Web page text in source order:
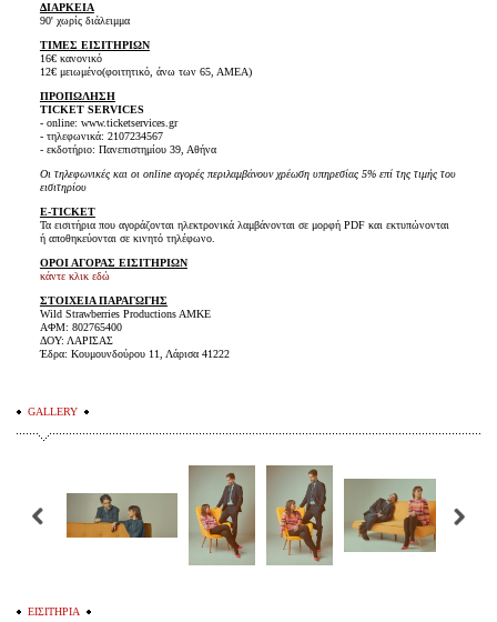
ΔΙΑΡΚΕΙΑ
90' χωρίς διάλειμμα
ΤΙΜΕΣ ΕΙΣΙΤΗΡΙΩΝ
16€ κανονικό
12€ μειωμένο(φοιτητικό, άνω των 65, ΑΜΕΑ)
ΠΡΟΠΩΛΗΣΗ
TICKET SERVICES
- online: www.ticketservices.gr
- τηλεφωνικά: 2107234567
- εκδοτήριο: Πανεπιστημίου 39, Αθήνα
Οι τηλεφωνικές και οι online αγορές περιλαμβάνουν χρέωση υπηρεσίας 5% επί της τιμής του
εισιτηρίου
E-TICKET
Τα εισιτήρια που αγοράζονται ηλεκτρονικά λαμβάνονται σε μορφή PDF και εκτυπώνονται
ή αποθηκεύονται σε κινητό τηλέφωνο.
ΟΡΟΙ ΑΓΟΡΑΣ ΕΙΣΙΤΗΡΙΩΝ
κάντε κλικ εδώ
ΣΤΟΙΧΕΙΑ ΠΑΡΑΓΩΓΗΣ
Wild Strawberries Productions AMKE
ΑΦΜ: 802765400
ΔΟΥ: ΛΑΡΙΣΑΣ
Έδρα: Κουμουνδούρου 11, Λάρισα 41222
GALLERY
ΕΙΣΙΤΗΡΙΑ